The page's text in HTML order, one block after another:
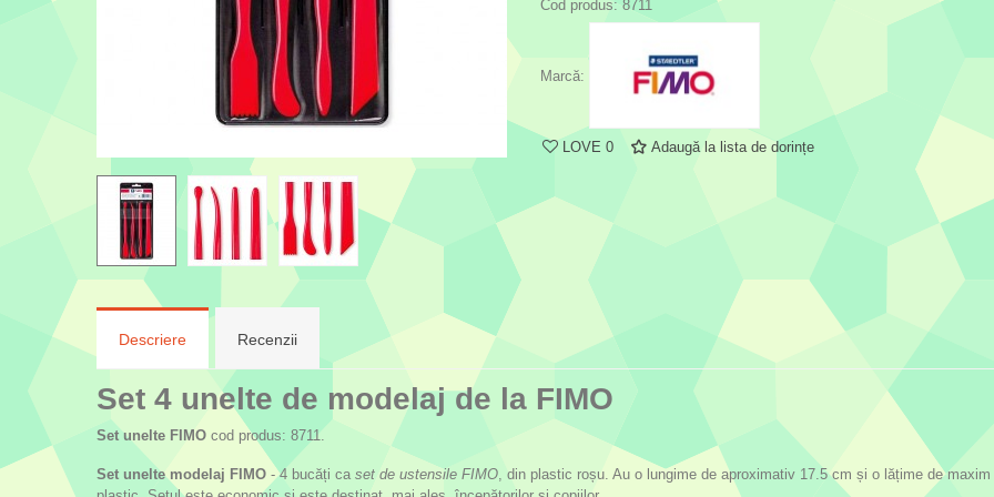
Cod produs: 8711
Marcă:
LOVE 0 Adaugă la lista de dorințe
Descriere Recenzii
Set 4 unelte de modelaj de la FIMO
Set unelte FIMO cod produs: 8711.
Set unelte modelaj FIMO - 4 bucăți ca set de ustensile FIMO, din plastic roșu. Au o lungime de aproximativ 17.5 cm și o lățime de